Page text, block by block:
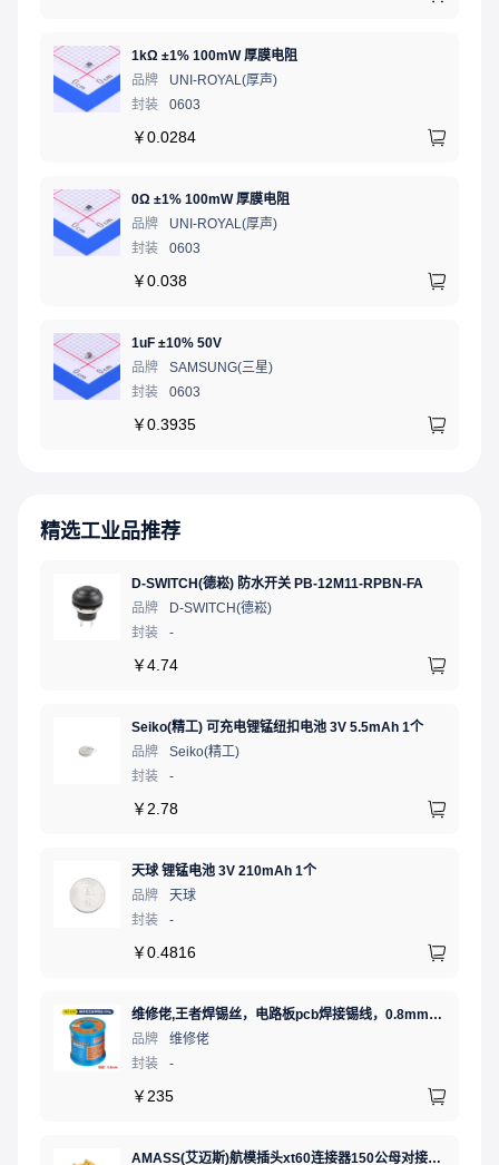
1kΩ ±1% 100mW 厚膜电阻
品牌
UNI-ROYAL(厚声)
封装
0603
￥0.0284
0Ω ±1% 100mW 厚膜电阻
品牌
UNI-ROYAL(厚声)
封装
0603
￥0.038
1uF ±10% 50V
品牌
SAMSUNG(三星)
封装
0603
￥0.3935
精选工业品推荐
D-SWITCH(德崧) 防水开关 PB-12M11-RPBN-FA
品牌
D-SWITCH(德崧)
封装
-
￥4.74
Seiko(精工) 可充电锂锰纽扣电池 3V 5.5mAh 1个
品牌
Seiko(精工)
封装
-
￥ 2.78
天球 锂锰电池 3V 210mAh 1个
品牌
天球
封装
-
￥0.4816
维修佬,王者焊锡丝，电路板pcb焊接锡线，0.8mm800g,1个
品牌
维修佬
封装
-
￥ 235
AMASS(艾迈斯)航模插头xt60连接器150公母对接pw锂电池公头 接PCB板卧式 黄色 公头XT60PW-M.G.Y